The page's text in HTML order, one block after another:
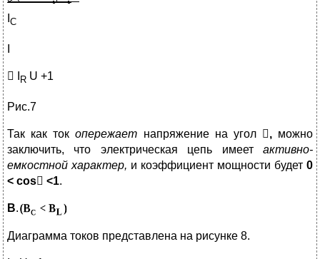
C
 I R U +1
Рис.7
Так как токопережает напряжение на угол , можно
заключить, что электрическая цепь имеет активно-
емкостной характер, и коэффициент мощности будет 0
< cos <1.
B.
Диаграмма токов представлена на рисунке 8.